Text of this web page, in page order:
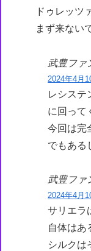
ドゥレッツ
まず来ない
武豊ファ
2024年4月
レシステ
に回って
今回は完
でもある
武豊ファ
2024年4月
サリエラ
自体はあ
シルクは